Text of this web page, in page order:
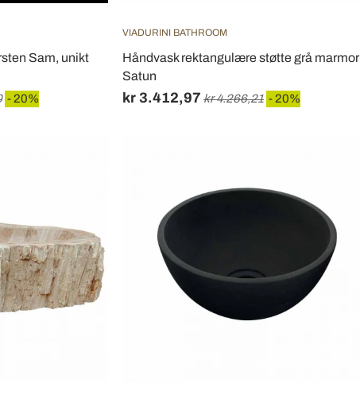
Sam, unikt
- 20%
VIADURINI BATHROOM
Håndvask rektangulære støtte grå marmor
Satun
kr 3.412,97 kr 4.266,21 - 20%